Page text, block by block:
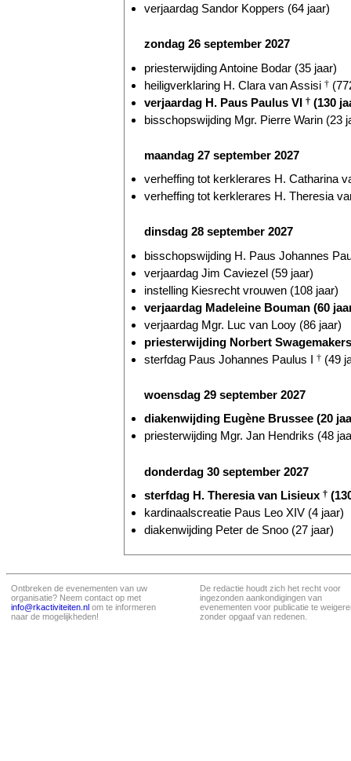
verjaardag Sandor Koppers (64 jaar)
zondag 26 september 2027
priesterwijding Antoine Bodar (35 jaar)
heiligverklaring H. Clara van Assisi †
verjaardag H. Paus Paulus VI † (130
bisschopswijding Mgr. Pierre Warin (23
maandag 27 september 2027
verheffing tot kerklerares H. Catharina
verheffing tot kerklerares H. Theresia
dinsdag 28 september 2027
bisschopswijding H. Paus Johannes
verjaardag Jim Caviezel (59 jaar)
instelling Kiesrecht vrouwen (108 jaar)
verjaardag Madeleine Bouman (60
verjaardag Mgr. Luc van Looy (86 jaar)
priesterwijding Norbert
sterfdag Paus Johannes Paulus I † (49
woensdag 29 september 2027
diakenwijding Eugène Brussee (20
priesterwijding Mgr. Jan Hendriks (48
donderdag 30 september 2027
sterfdag H. Theresia van Lisieux †
kardinaalscreatie Paus Leo XIV (4 jaar)
diakenwijding Peter de Snoo (27 jaar)
Ontbreken de evenementen van uw
organisatie? Neem contact op met
info@rkactiviteiten.nl om te informeren
naar de mogelijkheden!
De redactie houdt zich het recht voor
ingezonden aankondigingen van
evenementen voor publicatie te
zonder opgaaf van redenen.